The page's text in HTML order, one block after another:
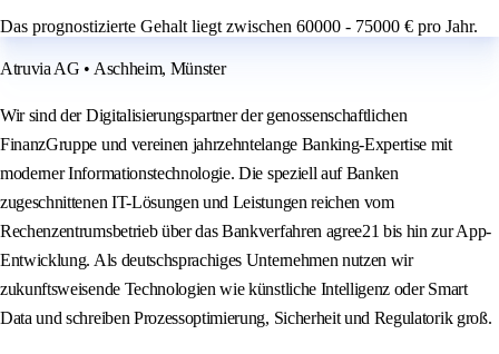
Das prognostizierte Gehalt liegt zwischen 60000 - 75000 € pro Jahr.
Atruvia AG • Aschheim, Münster
Wir sind der Digitalisierungspartner der genossenschaftlichen
FinanzGruppe und vereinen jahrzehntelange Banking-Expertise mit
moderner Informationstechnologie. Die speziell auf Banken
zugeschnittenen IT-Lösungen und Leistungen reichen vom
Rechenzentrumsbetrieb über das Bankverfahren agree21 bis hin zur App-
Entwicklung. Als deutschsprachiges Unternehmen nutzen wir
zukunftsweisende Technologien wie künstliche Intelligenz oder Smart
Data und schreiben Prozessoptimierung, Sicherheit und Regulatorik groß.